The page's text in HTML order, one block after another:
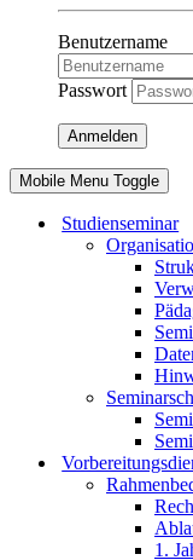
Benutzername
Passwort
Anmelden
Mobile Menu Toggle
Studienseminar
1.